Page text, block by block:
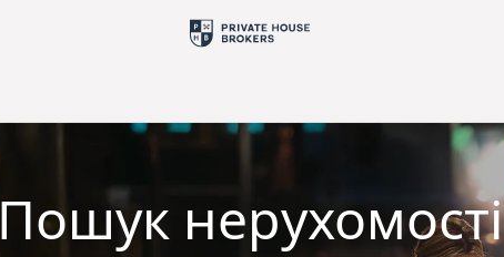
Пошук нерухомості